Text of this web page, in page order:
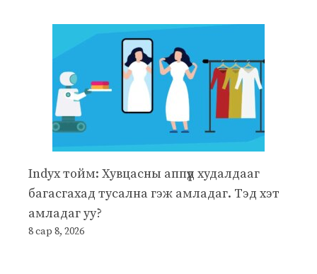
Indyx тойм: Хувцасны аппүүд худалдааг
багасгахад тусална гэж амладаг. Тэд хэт
амладаг уу?
8 сар 8, 2026